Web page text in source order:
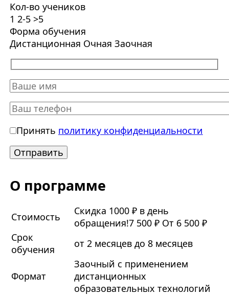
Кол-во учеников
1 2-5 >5
Форма обучения
Дистанционная Очная Заочная
Принять политику конфиденциальности
О программе
Стоимость
Скидка 1000 ₽ в день
обращения!7 500 ₽ От 6 500 ₽
Срок
обучения
от 2 месяцев до 8 месяцев
Формат
Заочный с применением
дистанционных
образовательных технологий